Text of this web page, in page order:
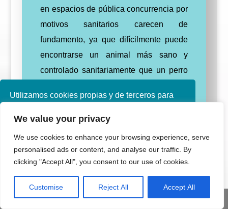
Utilizamos cookies propias y de terceros para
navegando, consideramos que acepta su uso.
política de cookies consulte nuestra
Política de
privacidad
We value your privacy
We use cookies to enhance your browsing experience, serve
personalised ads or content, and analyse our traffic. By
clicking "Accept All", you consent to our use of cookies.
Customise Reject All Accept All
en espacios de pública concurrencia por
motivos sanitarios carecen de
fundamento, ya que difícilmente puede
encontrarse un animal más sano y
controlado sanitariamente que un perro
CARACTERÍSTICAS DE LOS
PERROS GUÍA?
determinada aunque es aconsejable que
Share This